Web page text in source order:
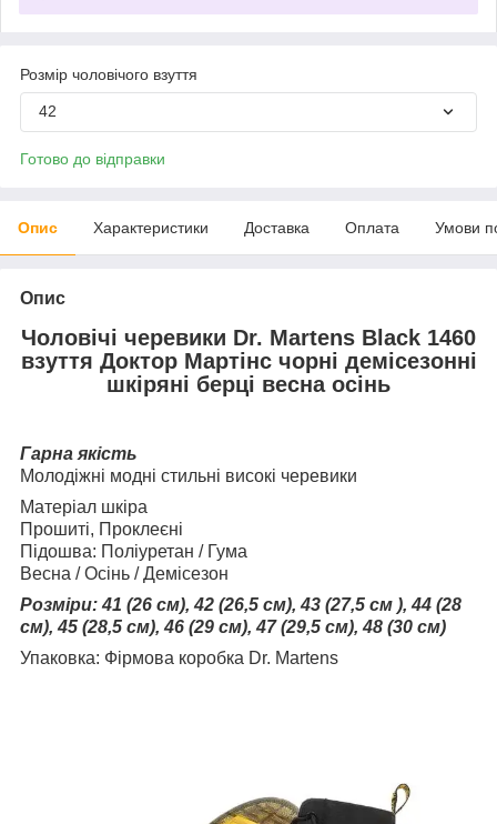
Розмір чоловічого взуття
42
Готово до відправки
Опис Характеристики Доставка Оплата Умови
Опис
Чоловічі черевики Dr. Martens Black 1460
взуття Доктор Мартінс чорні демісезонні
шкіряні берці весна осінь
Гарна якість
Молодіжні модні стильні високі черевики
Матеріал шкіра
Прошиті, Проклеєні
Підошва: Поліуретан / Гума
Весна / Осінь / Демісезон
Розміри:41 (26 см), 42 (26,5 см), 43 (27,5 см ), 44 (28
см), 45 (28,5 см), 46 (29 см), 47 (29,5 см), 48 (30 см)
Упаковка: Фірмова коробка Dr. Martens